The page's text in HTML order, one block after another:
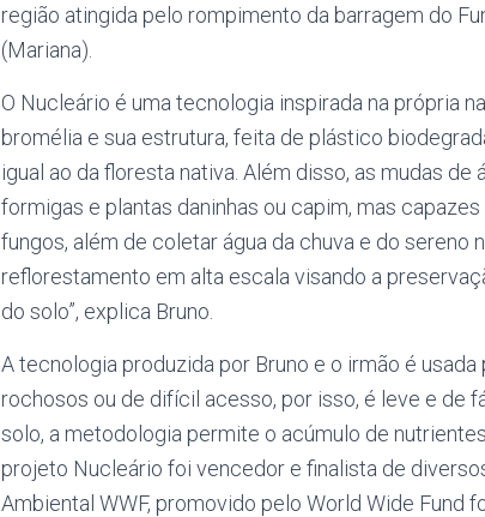
região atingida pelo rompimento da barragem do
(Mariana).
O Nucleário é uma tecnologia inspirada na própria
bromélia e sua estrutura, feita de plástico
igual ao da floresta nativa. Além disso, as mudas
formigas e plantas daninhas ou capim, mas
fungos, além de coletar água da chuva e do sereno
reflorestamento em alta escala visando a
do solo”, explica Bruno.
A tecnologia produzida por Bruno e o irmão é
rochosos ou de difícil acesso, por isso, é leve e de
solo, a metodologia permite o acúmulo de
projeto Nucleário foi vencedor e finalista de
Ambiental WWF, promovido pelo World Wide Fund